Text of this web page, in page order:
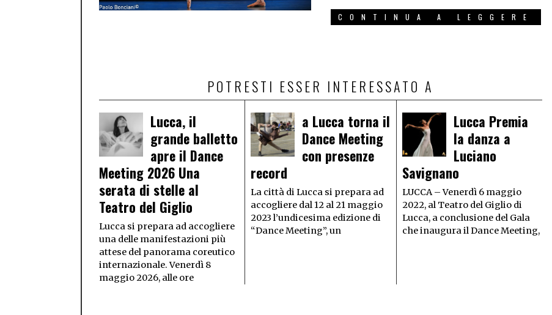
CONTINUA A LEGGERE
POTRESTI ESSER INTERESSATO A
Lucca, il
grande balletto
apre il Dance
Meeting 2026 Una
serata di stelle al
Teatro del Giglio
Lucca si prepara ad accogliere
una delle manifestazioni più
attese del panorama coreutico
internazionale. Venerdì 8
maggio 2026, alle ore
a Lucca torna il
Dance Meeting
con presenze
record
La città di Lucca si prepara ad
accogliere dal 12 al 21 maggio
2023 l’undicesima edizione di
“Dance Meeting”, un
Lucca Premia
la danza a
Luciano
Savignano
LUCCA – Venerdì 6 maggio
2022, al Teatro del Giglio di
Lucca, a conclusione del Gala
che inaugura il Dance Meeting,